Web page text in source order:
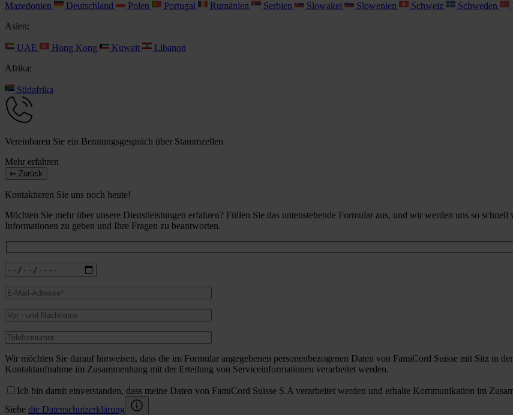
Mazedonien
Deutschland Polen Portugal Rumänien Serbien Slowakei Slowenien Schweiz Schweden
Asien:
UAE Hong Kong Kuwait
Libanon
Afrika:
Südafrika
Vereinbaren Sie ein Beratungsgespräch über Stammzellen
Mehr erfahren
Zurück
Kontaktieren Sie uns noch heute!
Möchten Sie mehr über unsere Dienstleistungen erfahren? Füllen Sie das untenstehende Formular aus, und wir werden uns so
Informationen zu geben und Ihre Fragen zu beantworten.
Wir möchten Sie darauf hinweisen, dass die im Formular angegebenen personenbezogenen Daten von FamiCord Suisse mit Sitz in
Kontaktaufnahme im Zusammenhang mit der Erteilung von Serviceinformationen verarbeitet werden.
Ich bin damit einverstanden, dass meine Daten von FamiCord Suisse S.A verarbeitet werden und erhalte Kommunikation im
Siehe die Datenschutzerklärung